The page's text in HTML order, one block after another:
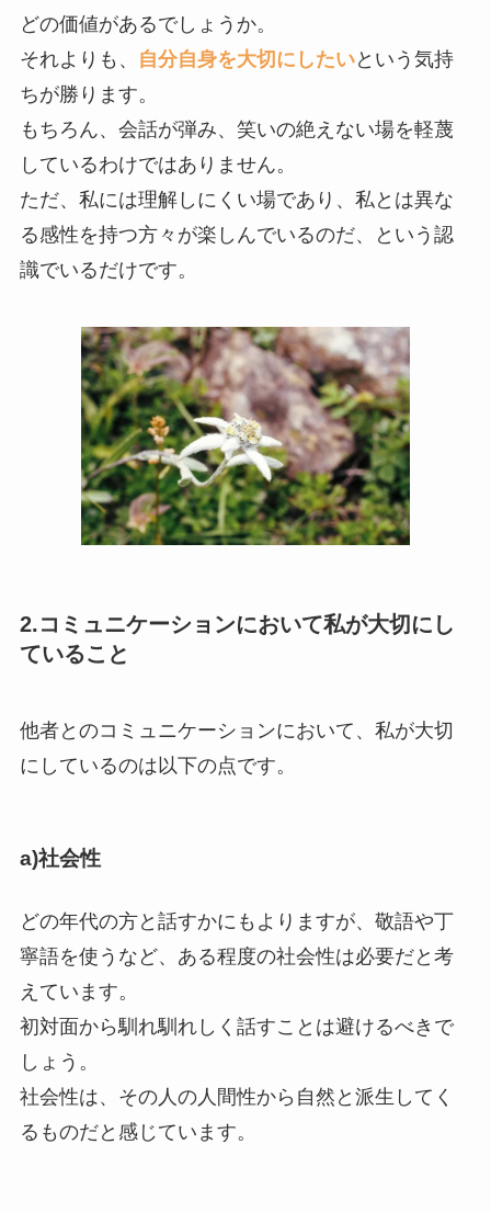
どの価値があるでしょうか。
それよりも、
自分自身を大切にしたいという気持
ちが勝ります。
もちろん、会話が弾み、笑いの絶えない場を軽蔑
しているわけではありません。
ただ、私には理解しにくい場であり、私とは異な
る感性を持つ方々が楽しんでいるのだ、という認
識でいるだけです。
2.コミュニケーションにおいて私が大切にし
ていること
他者とのコミュニケーションにおいて、私が大切
にしているのは以下の点です。
a)社会性
どの年代の方と話すかにもよりますが、敬語や丁
寧語を使うなど、ある程度の社会性は必要だと考
えています。
初対面から馴れ馴れしく話すことは避けるべきで
しょう。
社会性は、その人の人間性から自然と派生してく
るものだと感じています。